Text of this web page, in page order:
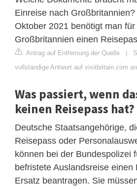
Einreise nach
Oktober 2021 benötigt man
Großbritannien einen
Antrag auf Entfernung der Quelle |
vollständige Antwort auf visitbritain.com an
Was passiert, wenn
keinen Reisepass hat?
Deutsche Staatsangehörige,
Reisepass oder
können bei der Bundespolizei
befristete Auslandsreise einen
Ersatz beantragen. Sie